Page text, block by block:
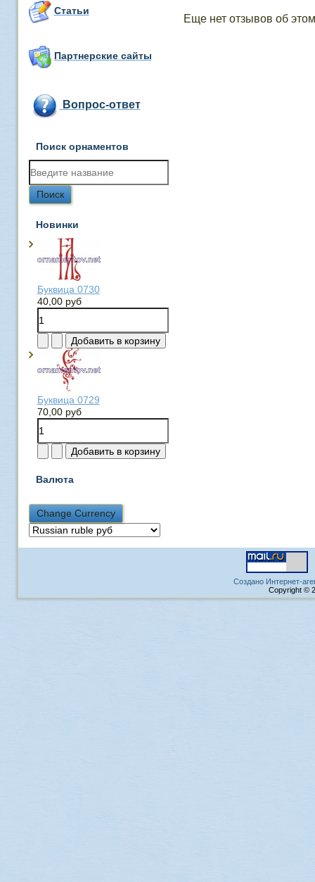
Статьи
Партнерские сайты
Вопрос-ответ
Поиск орнаментов
Новинки
Буквица 0730
40,00 руб
Буквица 0729
70,00 руб
Валюта
Еще нет отзывов об
Создано Интернет-
Copyright ©